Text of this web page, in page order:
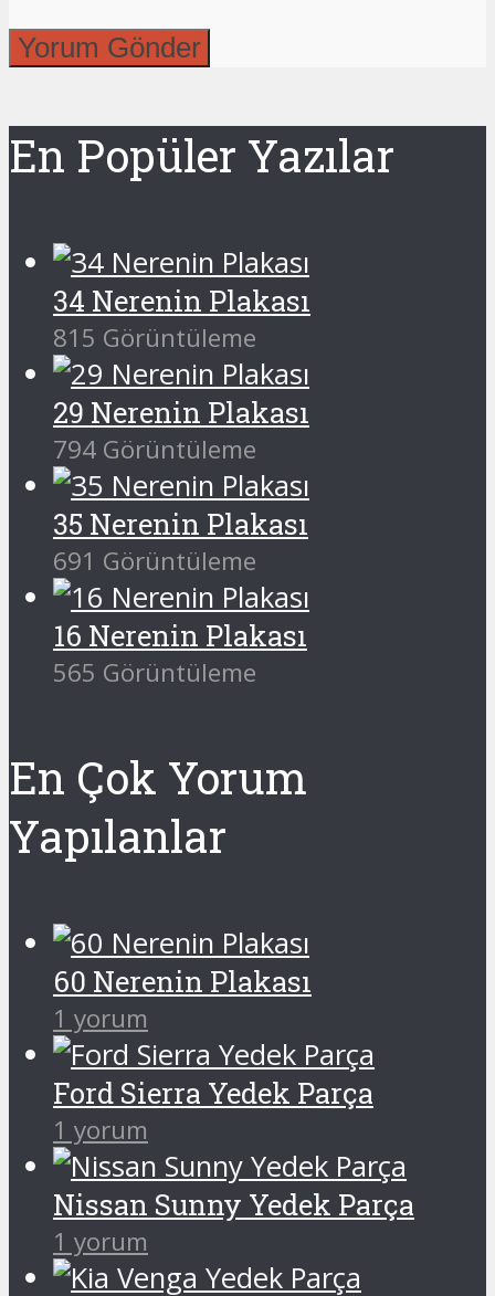
En Popüler Yazılar
34 Nerenin Plakası
815 Görüntüleme
29 Nerenin Plakası
794 Görüntüleme
35 Nerenin Plakası
691 Görüntüleme
16 Nerenin Plakası
565 Görüntüleme
En Çok Yorum
Yapılanlar
60 Nerenin Plakası
1 yorum
Ford Sierra Yedek Parça
1 yorum
Nissan Sunny Yedek Parça
1 yorum